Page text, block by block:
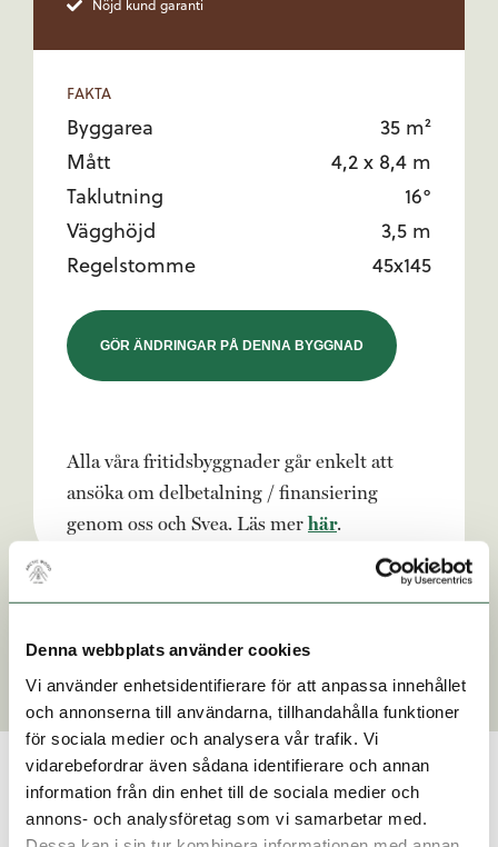
Denna webbplats använder cookies
Vi använder enhetsidentifierare för att anpassa innehållet
och annonserna till användarna, tillhandahålla funktioner
för sociala medier och analysera vår trafik. Vi
vidarebefordrar även sådana identifierare och annan
information från din enhet till de sociala medier och
annons- och analysföretag som vi samarbetar med.
Nöjd kund garanti
FAKTA
Byggarea
35 m²
Mått
4,2 x 8,4 m
Taklutning
16°
Vägghöjd
3,5 m
Regelstomme
45x145
GÖR ÄNDRINGAR PÅ DENNA BYGGNAD
Alla våra fritidsbyggnader går enkelt att
ansöka om delbetalning / finansiering
genom oss och Svea. Läs merhär.